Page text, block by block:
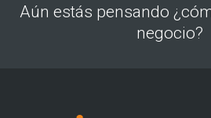
Aún estás pensando
negocio?